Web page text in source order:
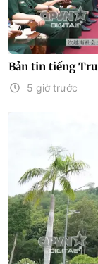
Bản tin tiếng
5 giờ trước